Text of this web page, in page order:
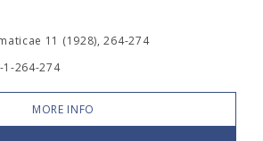
11 (1928), 264-274
1-264-274
MORE INFO